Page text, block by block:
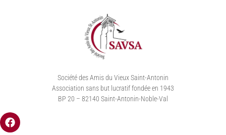
Société des Amis du Vieux Saint-Antonin
Association sans but lucratif fondée en 1943
BP 20 – 82140 Saint-Antonin-Noble-Val